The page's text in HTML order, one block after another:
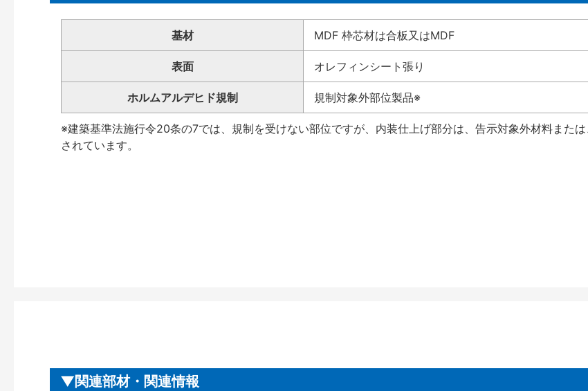
基材 MDF 枠芯材は合板又はMDF
表面 オレフィンシート張り
ホルムアルデヒド規制 規制対象外部位製品※
※建築基準法施行令20条の7では、規制を受けない部位ですが、内装仕上げ部分は、告示対象外材料ま
されています。
関連部材・関連情報